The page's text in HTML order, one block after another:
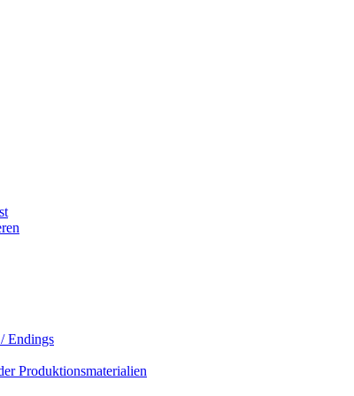
Endings
Produktionsmaterialien